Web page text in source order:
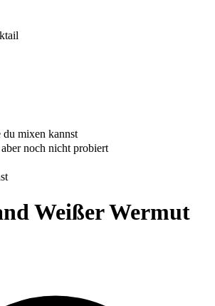
mixen kannst
noch nicht probiert
Weißer Wermut